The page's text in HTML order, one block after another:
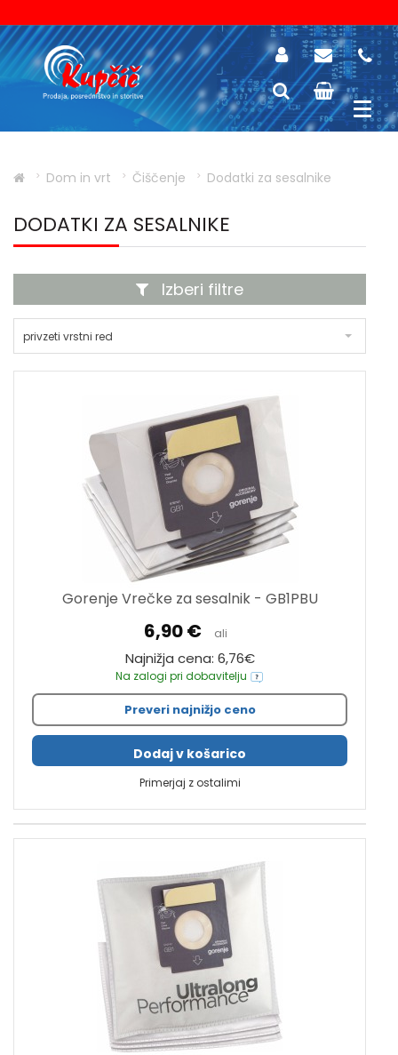
Dom in vrt Čiščenje Dodatki za sesalnike
DODATKI ZA SESALNIKE
Izberi filtre
privzeti vrstni red
Gorenje Vrečke za sesalnik - GB1PBU
6,90 € ali
Najnižja cena: 6,76€
Na zalogi pri dobavitelju
Preveri najnižjo ceno
Dodaj v košarico
Primerjaj z ostalimi